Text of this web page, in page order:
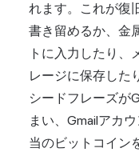
れます。これが復
書き留めるか、金
トに入力したり、
レージに保存した
シードフレーズが
まい、Gmailアカ
当のビットコイン